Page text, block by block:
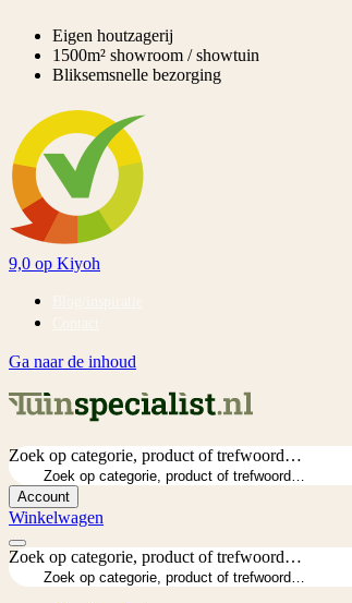
Eigen houtzagerij
1500m² showroom / showtuin
Bliksemsnelle bezorging
9,0 op Kiyoh
Ga naar de inhoud
Zoek op categorie, product of trefwoord…
Account
Winkelwagen
Zoek op categorie, product of trefwoord…